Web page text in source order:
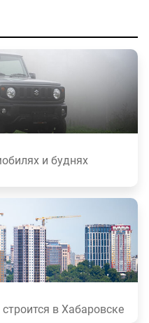
и буднях
в Хабаровске